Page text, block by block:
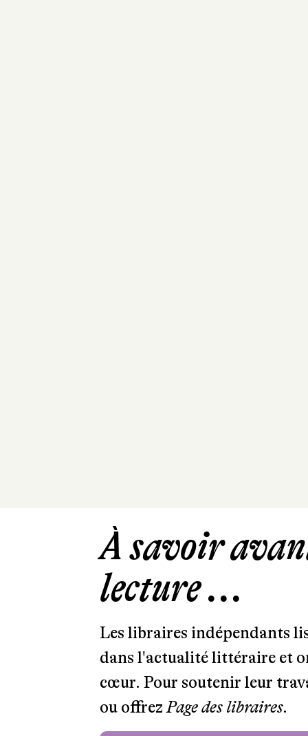
À savoir
lecture ...
Les libraires indépendants
dans l'actualité littéraire et
cœur. Pour soutenir leur
ou offrezPage des libraires.